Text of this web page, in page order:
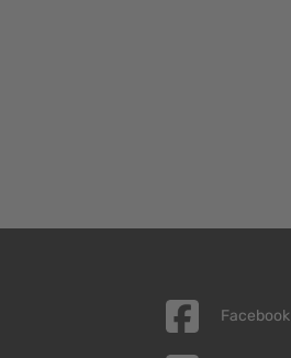
Facebook